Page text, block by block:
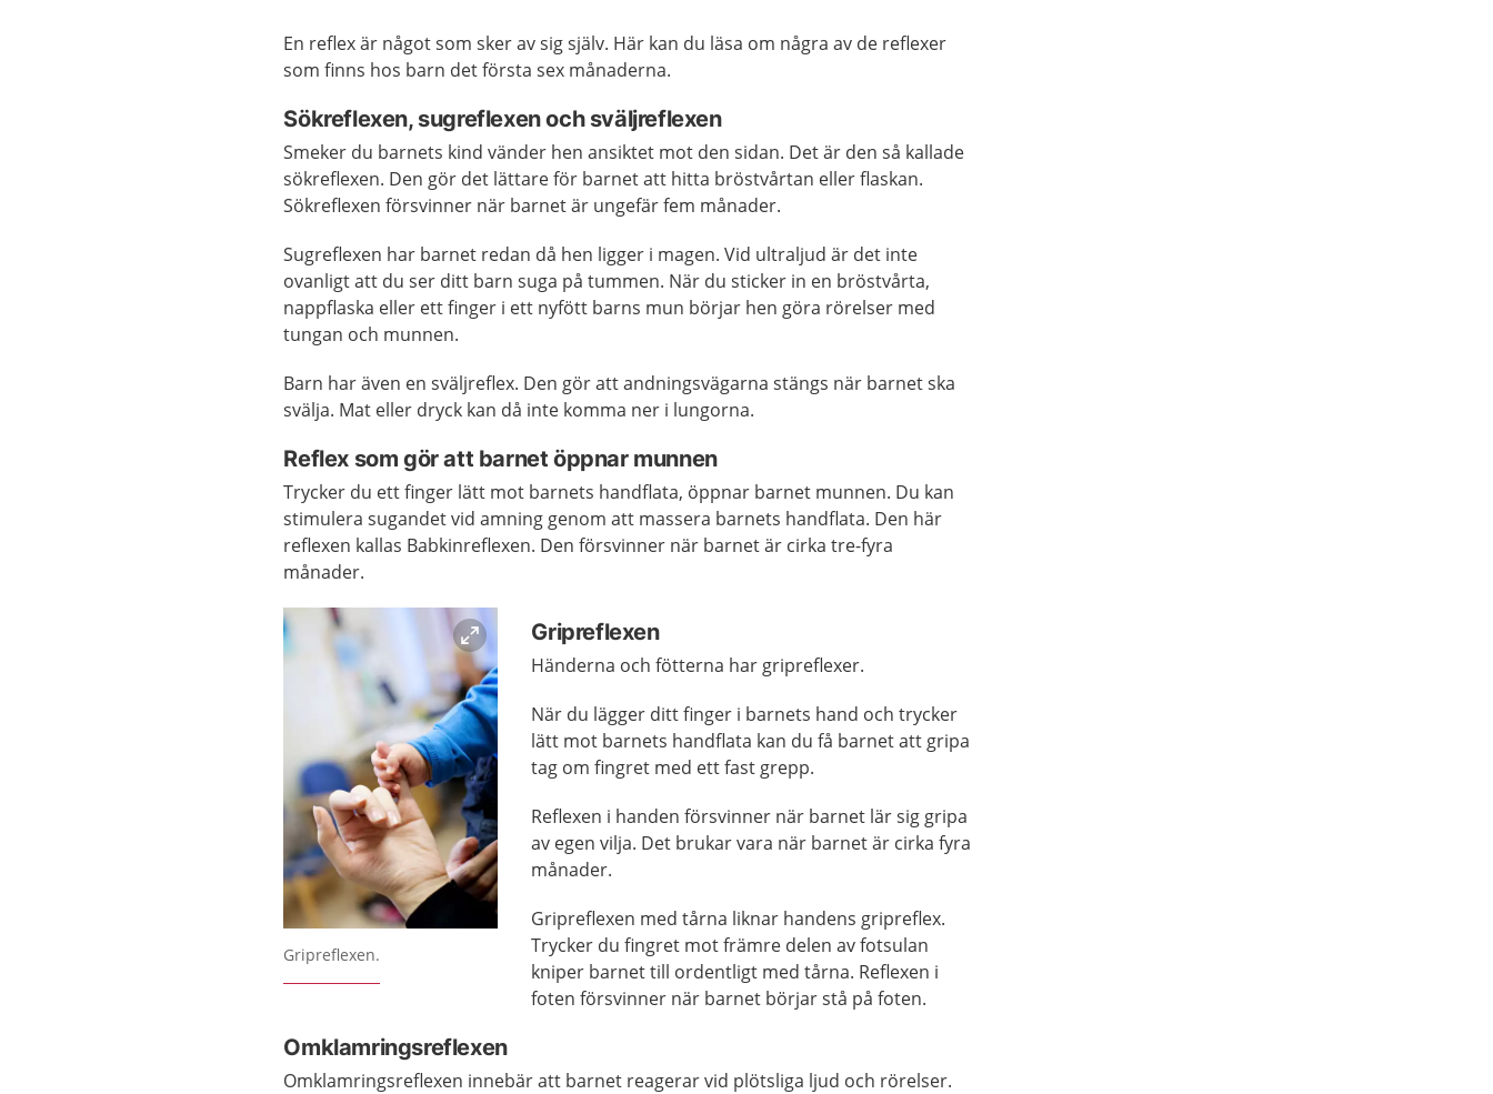
En reflex är något som sker av sig själv. Här kan du läsa om några av de reflexer
som finns hos barn det första sex månaderna.
Sökreflexen, sugreflexen och sväljreflexen
Smeker du barnets kind vänder hen ansiktet mot den sidan. Det är den så kallade
sökreflexen. Den gör det lättare för barnet att hitta bröstvårtan eller flaskan.
Sökreflexen försvinner när barnet är ungefär fem månader.
Sugreflexen har barnet redan då hen ligger i magen. Vid ultraljud är det inte
ovanligt att du ser ditt barn suga på tummen. När du sticker in en bröstvårta,
nappflaska eller ett finger i ett nyfött barns mun börjar hen göra rörelser med
tungan och munnen.
Barn har även en sväljreflex. Den gör att andningsvägarna stängs när barnet ska
svälja. Mat eller dryck kan då inte komma ner i lungorna.
Reflex som gör att barnet öppnar munnen
Trycker du ett finger lätt mot barnets handflata, öppnar barnet munnen. Du kan
stimulera sugandet vid amning genom att massera barnets handflata. Den här
reflexen kallas Babkinreflexen. Den försvinner när barnet är cirka tre-fyra
månader.
Förstora bilden
Gripreflexen.
Gripreflexen
Händerna och fötterna har gripreflexer.
När du lägger ditt finger i barnets hand och trycker
lätt mot barnets handflata kan du få barnet att gripa
tag om fingret med ett fast grepp.
Reflexen i handen försvinner när barnet lär sig gripa
av egen vilja. Det brukar vara när barnet är cirka fyra
månader.
Gripreflexen med tårna liknar handens gripreflex.
Trycker du fingret mot främre delen av fotsulan
kniper barnet till ordentligt med tårna. Reflexen i
foten försvinner när barnet börjar stå på foten.
Omklamringsreflexen
Omklamringsreflexen innebär att barnet reagerar vid plötsliga ljud och rörelser.